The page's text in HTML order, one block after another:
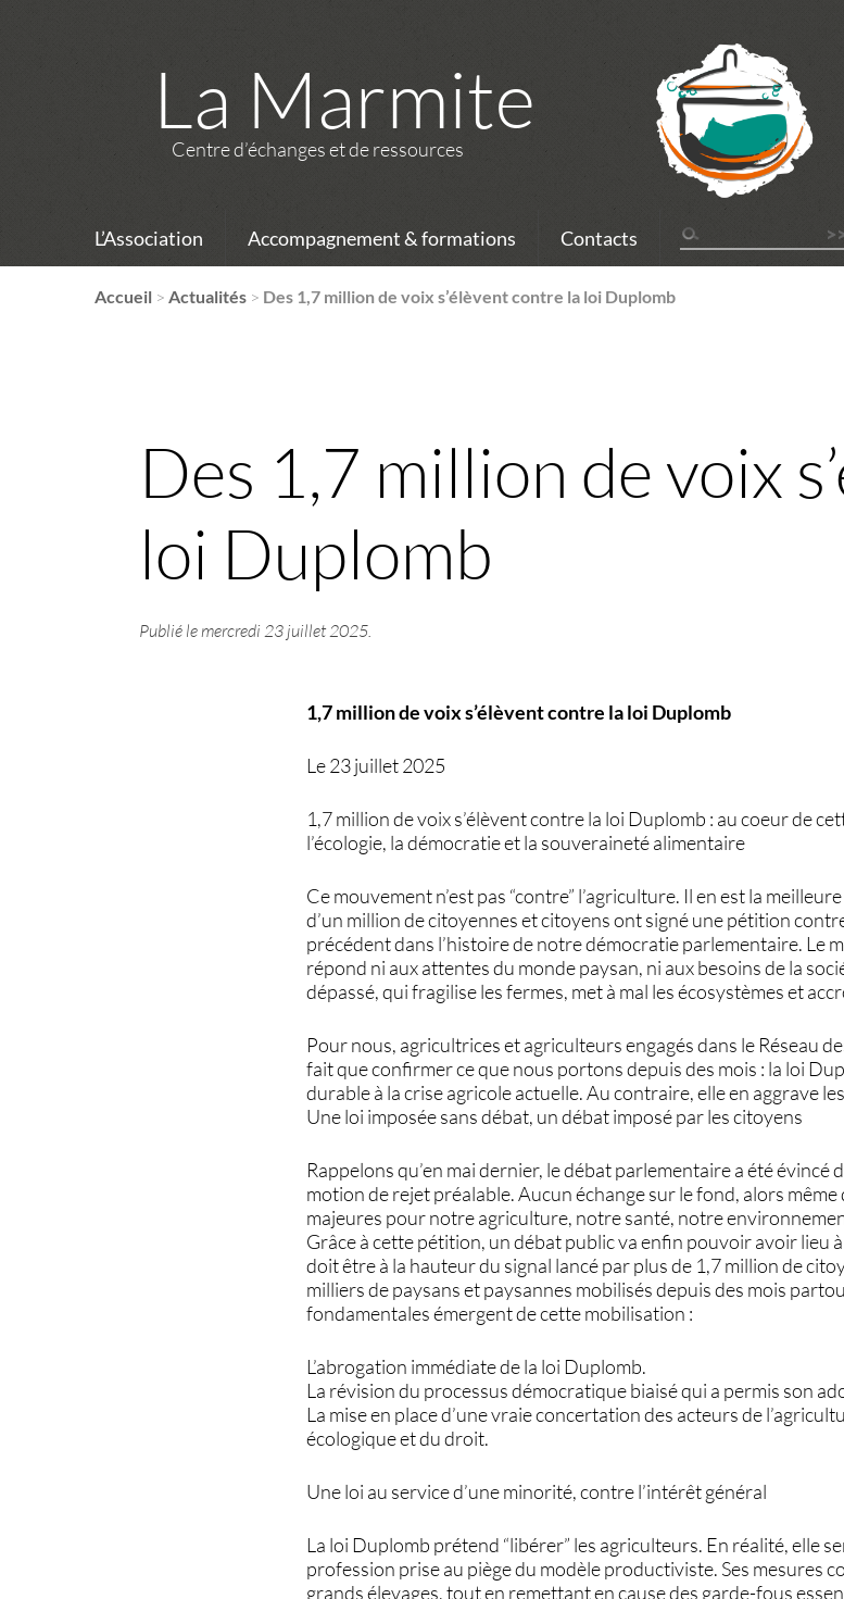
La Marmite
Centre d’échanges et de ressources
L’Association Accompagnement & formations Contacts
Accueil >Actualités > Des 1,7 million de voix s’élèvent contre la loi Duplomb
Des 1,7 million de voix
loi Duplomb
Publié le mercredi 23 juillet 2025.
1,7 million de voix s’élèvent contre la loi Duplomb
Le 23 juillet 2025
1,7 million de voix s’élèvent contre la loi Duplomb : au coeur de
l’écologie, la démocratie et la souveraineté alimentaire
Ce mouvement n’est pas “contre” l’agriculture. Il en est la
d’un million de citoyennes et citoyens ont signé une pétition
précédent dans l’histoire de notre démocratie parlementaire. Le
répond ni aux attentes du monde paysan, ni aux besoins de la
dépassé, qui fragilise les fermes, met à mal les écosystèmes et
Pour nous, agricultrices et agriculteurs engagés dans le Réseau
fait que confirmer ce que nous portons depuis des mois : la loi
durable à la crise agricole actuelle. Au contraire, elle en aggrave
Une loi imposée sans débat, un débat imposé par les citoyens
Rappelons qu’en mai dernier, le débat parlementaire a été évincé
motion de rejet préalable. Aucun échange sur le fond, alors même
majeures pour notre agriculture, notre santé, notre
Grâce à cette pétition, un débat public va enfin pouvoir avoir lieu
doit être à la hauteur du signal lancé par plus de 1,7 million de
milliers de paysans et paysannes mobilisés depuis des mois
fondamentales émergent de cette mobilisation :
L’abrogation immédiate de la loi Duplomb.
La révision du processus démocratique biaisé qui a permis son
La mise en place d’une vraie concertation des acteurs de
écologique et du droit.
Une loi au service d’une minorité, contre l’intérêt général
La loi Duplomb prétend “libérer” les agriculteurs. En réalité, elle
profession prise au piège du modèle productiviste. Ses mesures
grands élevages, tout en remettant en cause des garde-fous